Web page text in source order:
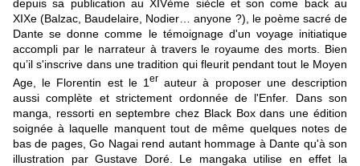
depuis sa publication au XIVème siècle et son come back au
XIXe (Balzac, Baudelaire, Nodier… anyone ?), le poème sacré de
Dante se donne comme le témoignage d'un voyage initiatique
accompli par le narrateur à travers le royaume des morts. Bien
qu’il s'inscrive dans une tradition qui fleurit pendant tout le Moyen
Age, le Florentin est le 1 er auteur à proposer une description
aussi complète et strictement ordonnée de l'Enfer. Dans son
manga, ressorti en septembre chez Black Box dans une édition
soignée à laquelle manquent tout de même quelques notes de
bas de pages, Go Nagai rend autant hommage à Dante qu'à son
illustration par Gustave Doré. Le mangaka utilise en effet la